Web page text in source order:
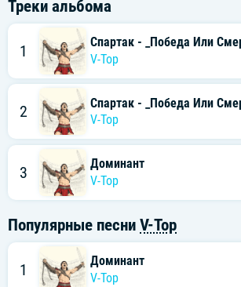
Треки альбома
1
Спартак - _Победа Или
V-Top
2
Спартак - _Победа Или
V-Top
3
Доминант
V-Top
Популярные песни V-Top
1
Доминант
V-Top